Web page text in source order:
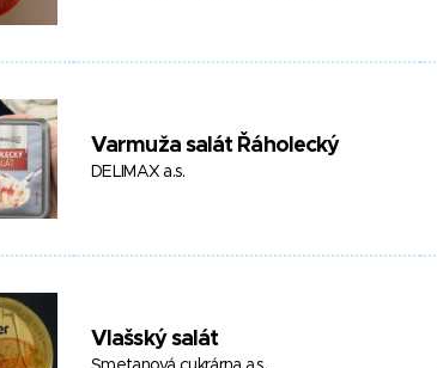
Varmuža salát Řáholecký
DELIMAX a.s.
Vlašský salát